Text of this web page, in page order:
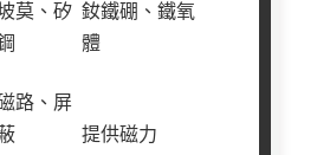
莫、矽 釹鐵硼、鐵氧
體
路、屏
提供磁力